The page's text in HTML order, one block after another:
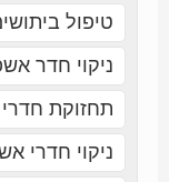
טיפול
ניקוי חדר
תחזוקת
ניקוי חדרי